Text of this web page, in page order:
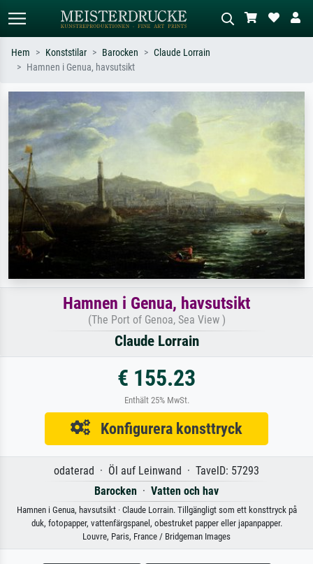
Sök efter konstnär, titel eller stil –
t.ex. Monet, Stjärnenatt,
impressionism, Hokusai-våg, naken.
Beskriv scenen – t.ex. grön äng,
abstrakt med mycket rött, mörk
oljemålning, stående naken bredvid ett
Hem Konststilar Barocken
Claude Lorrain
Hamnen i Genua, havsutsikt
Hamnen i Genua, havsutsikt
(The Port of Genoa, Sea View )
Claude Lorrain
€ 155.23
Enthält 25% MwSt.
Konfigurera konsttryck
odaterad · Öl auf Leinwand · TavelD: 57293
Barocken · Vatten och hav
Hamnen i Genua, havsutsikt · Claude Lorrain. Tillgängligt som ett konsttryck på
duk, fotopapper, vattenfärgspanel, obestruket papper eller japanpapper.
Louvre, Paris, France / Bridgeman Images